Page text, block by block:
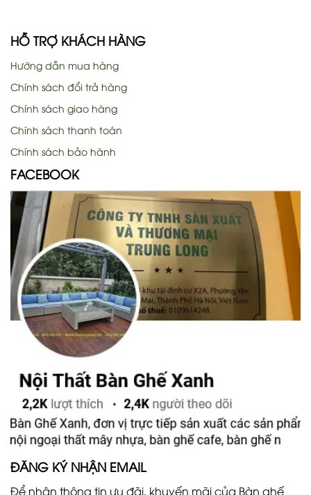
HỖ TRỢ KHÁCH HÀNG
Hướng dẫn mua hàng
Chính sách đổi trả hàng
Chính sách giao hàng
Chính sách thanh toán
Chính sách bảo hành
FACEBOOK
ĐĂNG KÝ NHẬN EMAIL
Để nhận thông tin ưu đãi, khuyến mãi của Bàn ghế